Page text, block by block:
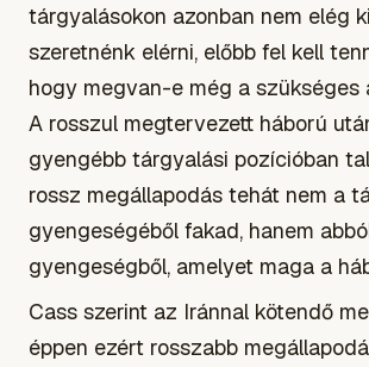
tárgyalásokon azonban nem elég
szeretnénk elérni, előbb fel kell
hogy megvan-e még a szükséges
A rosszul megtervezett háború
gyengébb tárgyalási pozícióban
rossz megállapodás tehát nem a
gyengeségéből fakad, hanem
gyengeségből, amelyet maga a
Cass szerint az Iránnal kötendő
éppen ezért rosszabb